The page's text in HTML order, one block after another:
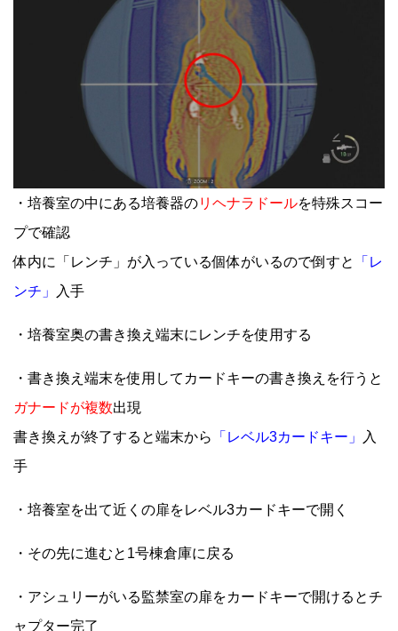
・培養室の中にある培養器のリヘナラドールを特殊スコー
プで確認
体内に「レンチ」が入っている個体がいるので倒すと
「レ
ンチ」
入手
・培養室奥の書き換え端末にレンチを使用する
・書き換え端末を使用してカードキーの書き換えを行うと
ガナードが複数出現
書き換えが終了すると端末から
「レベル3カードキー」
入
手
・培養室を出て近くの扉をレベル3カードキーで開く
・その先に進むと1号棟倉庫に戻る
・アシュリーがいる監禁室の扉をカードキーで開けるとチ
ャプター完了